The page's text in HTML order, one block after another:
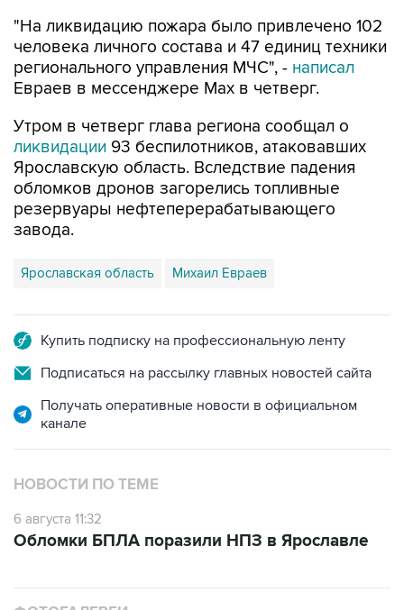
"На ликвидацию пожара было привлечено 102
человека личного состава и 47 единиц техники
регионального управления МЧС", - написал
Евраев в мессенджере Мах в четверг.
Утром в четверг глава региона сообщал о
ликвидации 93 беспилотников, атаковавших
Ярославскую область. Вследствие падения
обломков дронов загорелись топливные
резервуары нефтеперерабатывающего
завода.
Ярославская область Михаил Евраев
Купить подписку на профессиональную ленту
Подписаться на рассылку главных новостей сайта
Получать оперативные новости в официальном
канале
НОВОСТИ ПО ТЕМЕ
6 августа 11:32
Обломки БПЛА поразили НПЗ в Ярославле